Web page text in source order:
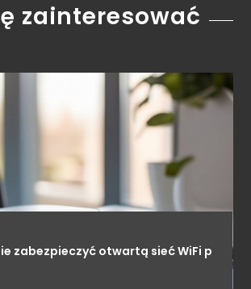
zainteresować
zabezpieczyć otwartą sieć WiFi p